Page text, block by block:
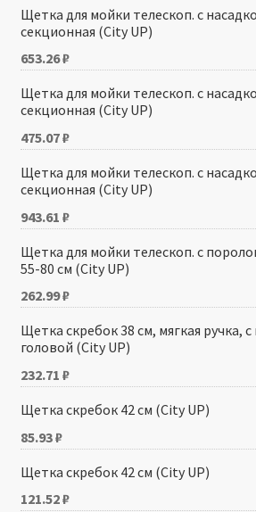
Щетка для мойки телескоп. с
секционная (City UP)
653.26₽
Щетка для мойки телескоп. с
секционная (City UP)
475.07₽
Щетка для мойки телескоп. с
секционная (City UP)
943.61 ₽
Щетка для мойки телескоп. с
55-80 см (City UP)
262.99₽
Щетка скребок 38 см, мягкая ручка,
головой (City UP)
232.71 ₽
Щетка скребок 42 см (City UP)
85.93₽
Щетка скребок 42 см (City UP)
121.52₽